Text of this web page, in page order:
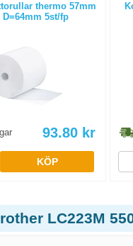
thermo 57mm
D=64mm 5st/fp
93.80 kr
KÖP
LC223M